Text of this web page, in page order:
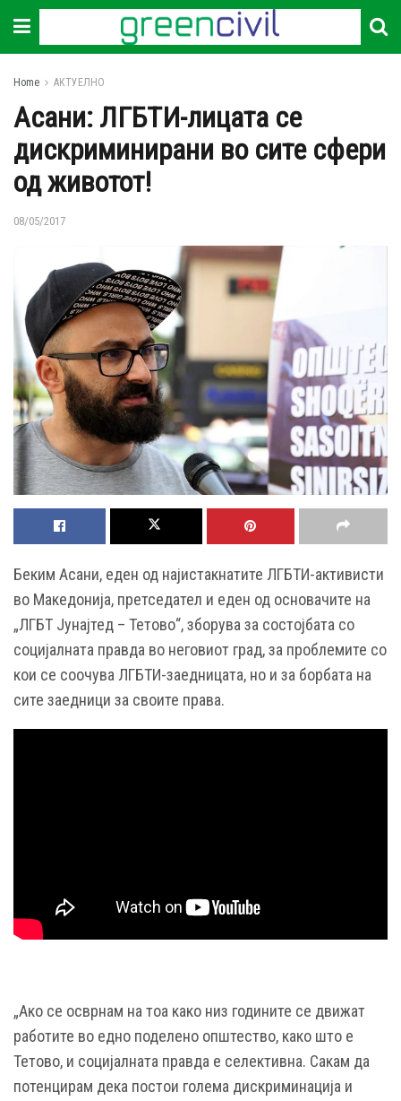
Home АКТУЕЛНО
Асани: ЛГБТИ-лицата се
дискриминирани во сите сфери
од животот!
08/05/2017
Беким Асани, еден од најистакнатите ЛГБТИ-активисти
во Македонија, претседател и еден од основачите на
„ЛГБТ Јунајтед – Тетово“, зборува за состојбата со
социјалната правда во неговиот град, за проблемите со
кои се соочува ЛГБТИ-заедницата, но и за борбата на
сите заедници за своите права.
„Ако се осврнам на тоа како низ годините се движат
работите во едно поделено општество, како што е
Тетово, и социјалната правда е селективна. Сакам да
потенцирам дека постои голема дискриминација и